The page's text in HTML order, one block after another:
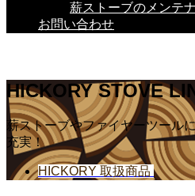
薪ストーブのメンテ
お問い合わせ
HICKORY STOVE
薪ストーブやファイヤーツール
充実！
HICKORY 取扱商品